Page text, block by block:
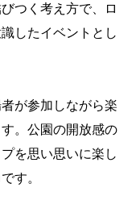
つく考え方で、ロ
したイベントとし
が参加しながら楽
。公園の開放感の
を思い思いに楽し
す。